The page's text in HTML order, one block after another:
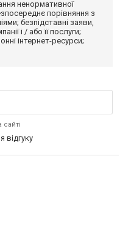
ненормативної
порівняння з
безпідставні заяви,
і / або її послуги;
інтернет-ресурси;
відгуку